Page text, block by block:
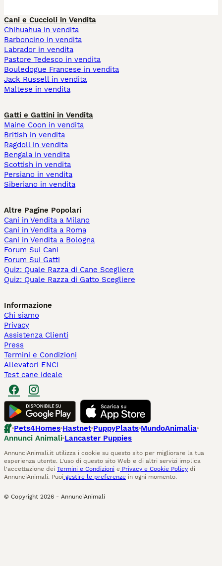
Cani e Cuccioli in Vendita
Chihuahua in vendita
Barboncino in vendita
Labrador in vendita
Pastore Tedesco in vendita
Bouledogue Francese in vendita
Jack Russell in vendita
Maltese in vendita
Gatti e Gattini in Vendita
Maine Coon in vendita
British in vendita
Ragdoll in vendita
Bengala in vendita
Scottish in vendita
Persiano in vendita
Siberiano in vendita
Altre Pagine Popolari
Cani in Vendita a Milano
Cani in Vendita a Roma
Cani in Vendita a Bologna
Forum Sui Cani
Forum Sui Gatti
Quiz: Quale Razza di Cane Scegliere
Quiz: Quale Razza di Gatto Scegliere
Informazione
Chi siamo
Privacy
Assistenza Clienti
Press
Termini e Condizioni
Allevatori ENCI
Test cane ideale
Pets4Homes Hastnet PuppyPlaats MundoAnimalia
Annunci Animali Lancaster Puppies
AnnunciAnimali.it utilizza i cookie su questo sito per migliorare la tua
esperienza utente. L'uso di questo sito Web e di altri servizi implica
l'accettazione dei Termini e Condizioni e Privacy e Cookie Policy di
AnnunciAnimali. Puoi gestire le preferenze in ogni momento.
© Copyright 2026 - AnnunciAnimali